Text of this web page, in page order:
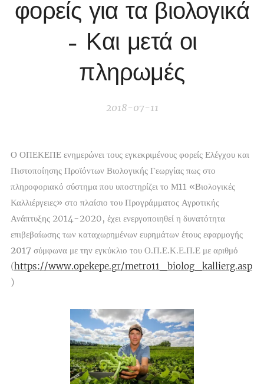
φορείς για τα βιολογικά
– Και μετά οι
πληρωμές
2018-07-11
Ο ΟΠΕΚΕΠΕ ενημερώνει τους εγκεκριμένους φορείς Ελέγχου και
Πιστοποίησης Προϊόντων Βιολογικής Γεωργίας πως στο
πληροφοριακό σύστημα που υποστηρίζει το Μ11 «Βιολογικές
Καλλιέργειες» στο πλαίσιο του Προγράμματος Αγροτικής
Ανάπτυξης 2014-2020, έχει ενεργοποιηθεί η δυνατότητα
επιβεβαίωσης των καταχωρημένων ευρημάτων έτους εφαρμογής
2017 σύμφωνα με την εγκύκλιο του Ο.Π.Ε.Κ.Ε.Π.Ε με αριθμό
(https://www.opekepe.gr/metro11_biolog_kallierg.asp
)